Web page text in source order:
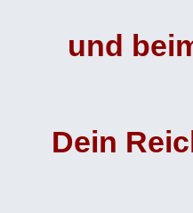
und
Dein